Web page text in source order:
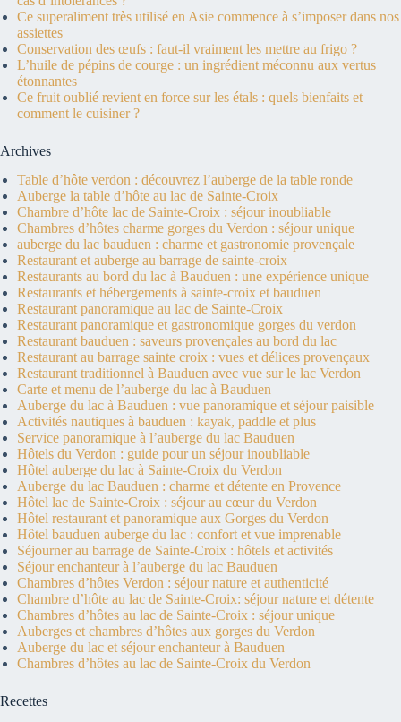
Ce superaliment très utilisé en Asie commence à s’imposer dans nos
assiettes
Conservation des œufs : faut-il vraiment les mettre au frigo ?
L’huile de pépins de courge : un ingrédient méconnu aux vertus
étonnantes
Ce fruit oublié revient en force sur les étals : quels bienfaits et
comment le cuisiner ?
Archives
Table d’hôte verdon : découvrez l’auberge de la table ronde
Auberge la table d’hôte au lac de Sainte-Croix
Chambre d’hôte lac de Sainte-Croix : séjour inoubliable
Chambres d’hôtes charme gorges du Verdon : séjour unique
auberge du lac bauduen : charme et gastronomie provençale
Restaurant et auberge au barrage de sainte-croix
Restaurants au bord du lac à Bauduen : une expérience unique
Restaurants et hébergements à sainte-croix et bauduen
Restaurant panoramique au lac de Sainte-Croix
Restaurant panoramique et gastronomique gorges du verdon
Restaurant bauduen : saveurs provençales au bord du lac
Restaurant au barrage sainte croix : vues et délices provençaux
Restaurant traditionnel à Bauduen avec vue sur le lac Verdon
Carte et menu de l’auberge du lac à Bauduen
Auberge du lac à Bauduen : vue panoramique et séjour paisible
Activités nautiques à bauduen : kayak, paddle et plus
Service panoramique à l’auberge du lac Bauduen
Hôtels du Verdon : guide pour un séjour inoubliable
Hôtel auberge du lac à Sainte-Croix du Verdon
Auberge du lac Bauduen : charme et détente en Provence
Hôtel lac de Sainte-Croix : séjour au cœur du Verdon
Hôtel restaurant et panoramique aux Gorges du Verdon
Hôtel bauduen auberge du lac : confort et vue imprenable
Séjourner au barrage de Sainte-Croix : hôtels et activités
Séjour enchanteur à l’auberge du lac Bauduen
Chambres d’hôtes Verdon : séjour nature et authenticité
Chambre d’hôte au lac de Sainte-Croix: séjour nature et détente
Chambres d’hôtes au lac de Sainte-Croix : séjour unique
Auberges et chambres d’hôtes aux gorges du Verdon
Auberge du lac et séjour enchanteur à Bauduen
Chambres d’hôtes au lac de Sainte-Croix du Verdon
Recettes